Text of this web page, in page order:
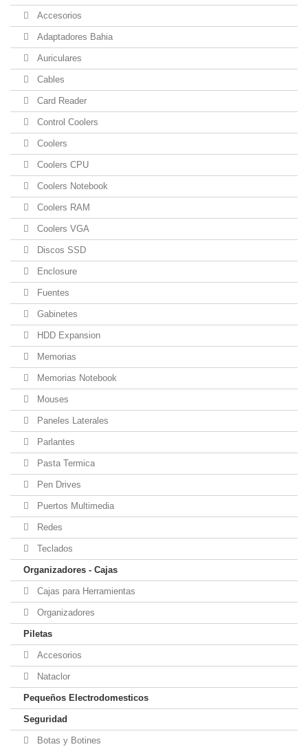
Accesorios
Adaptadores Bahia
Auriculares
Cables
Card Reader
Control Coolers
Coolers
Coolers CPU
Coolers Notebook
Coolers RAM
Coolers VGA
Discos SSD
Enclosure
Fuentes
Gabinetes
HDD Expansion
Memorias
Memorias Notebook
Mouses
Paneles Laterales
Parlantes
Pasta Termica
Pen Drives
Puertos Multimedia
Redes
Teclados
Organizadores - Cajas
Cajas para Herramientas
Organizadores
Piletas
Accesorios
Nataclor
Pequeños Electrodomesticos
Seguridad
Botas y Botines